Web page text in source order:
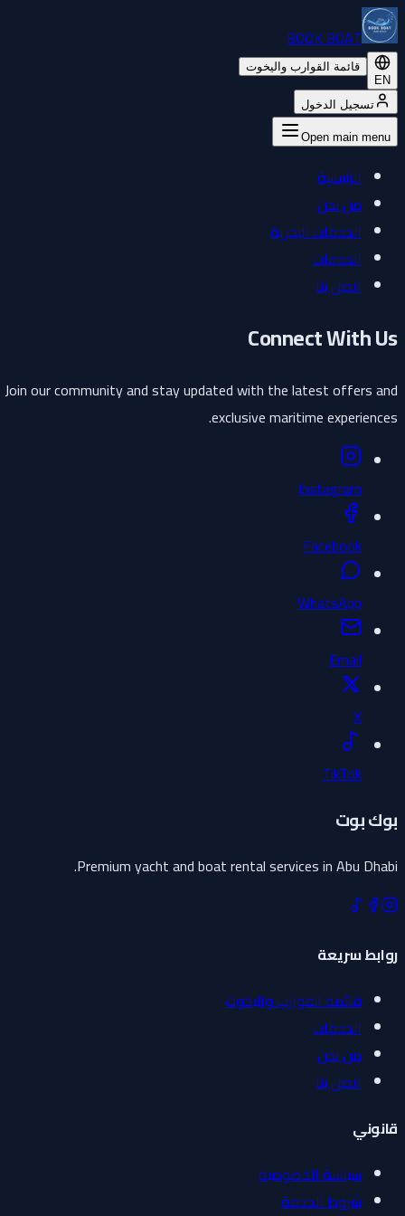
BOOK BOAT
EN
قائمة القوارب واليخوت
تسجيل الدخول
Open main menu
الرئيسية
من نحن
الخدمات البحرية
الخدمات
اتصل بنا
Connect With Us
Join our community and stay updated with the latest offers and
exclusive maritime experiences.
Instagram
Facebook
WhatsApp
Email
X
TikTok
بوك بوت
Premium yacht and boat rental services in Abu Dhabi.
روابط سريعة
قائمة القوارب واليخوت
الخدمات
من نحن
اتصل بنا
قانوني
سياسة الخصوصية
شروط الخدمة